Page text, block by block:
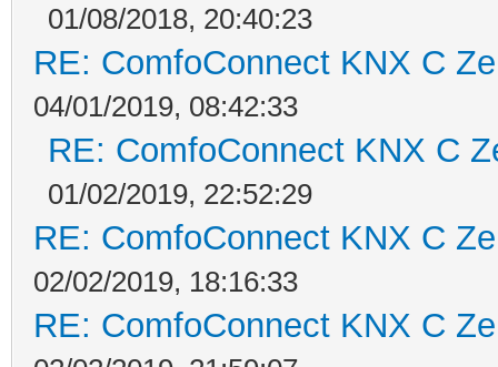
01/08/2018, 20:40:23
RE: ComfoConnect KNX C
04/01/2019, 08:42:33
RE: ComfoConnect KNX C
01/02/2019, 22:52:29
RE: ComfoConnect KNX C
02/02/2019, 18:16:33
RE: ComfoConnect KNX C